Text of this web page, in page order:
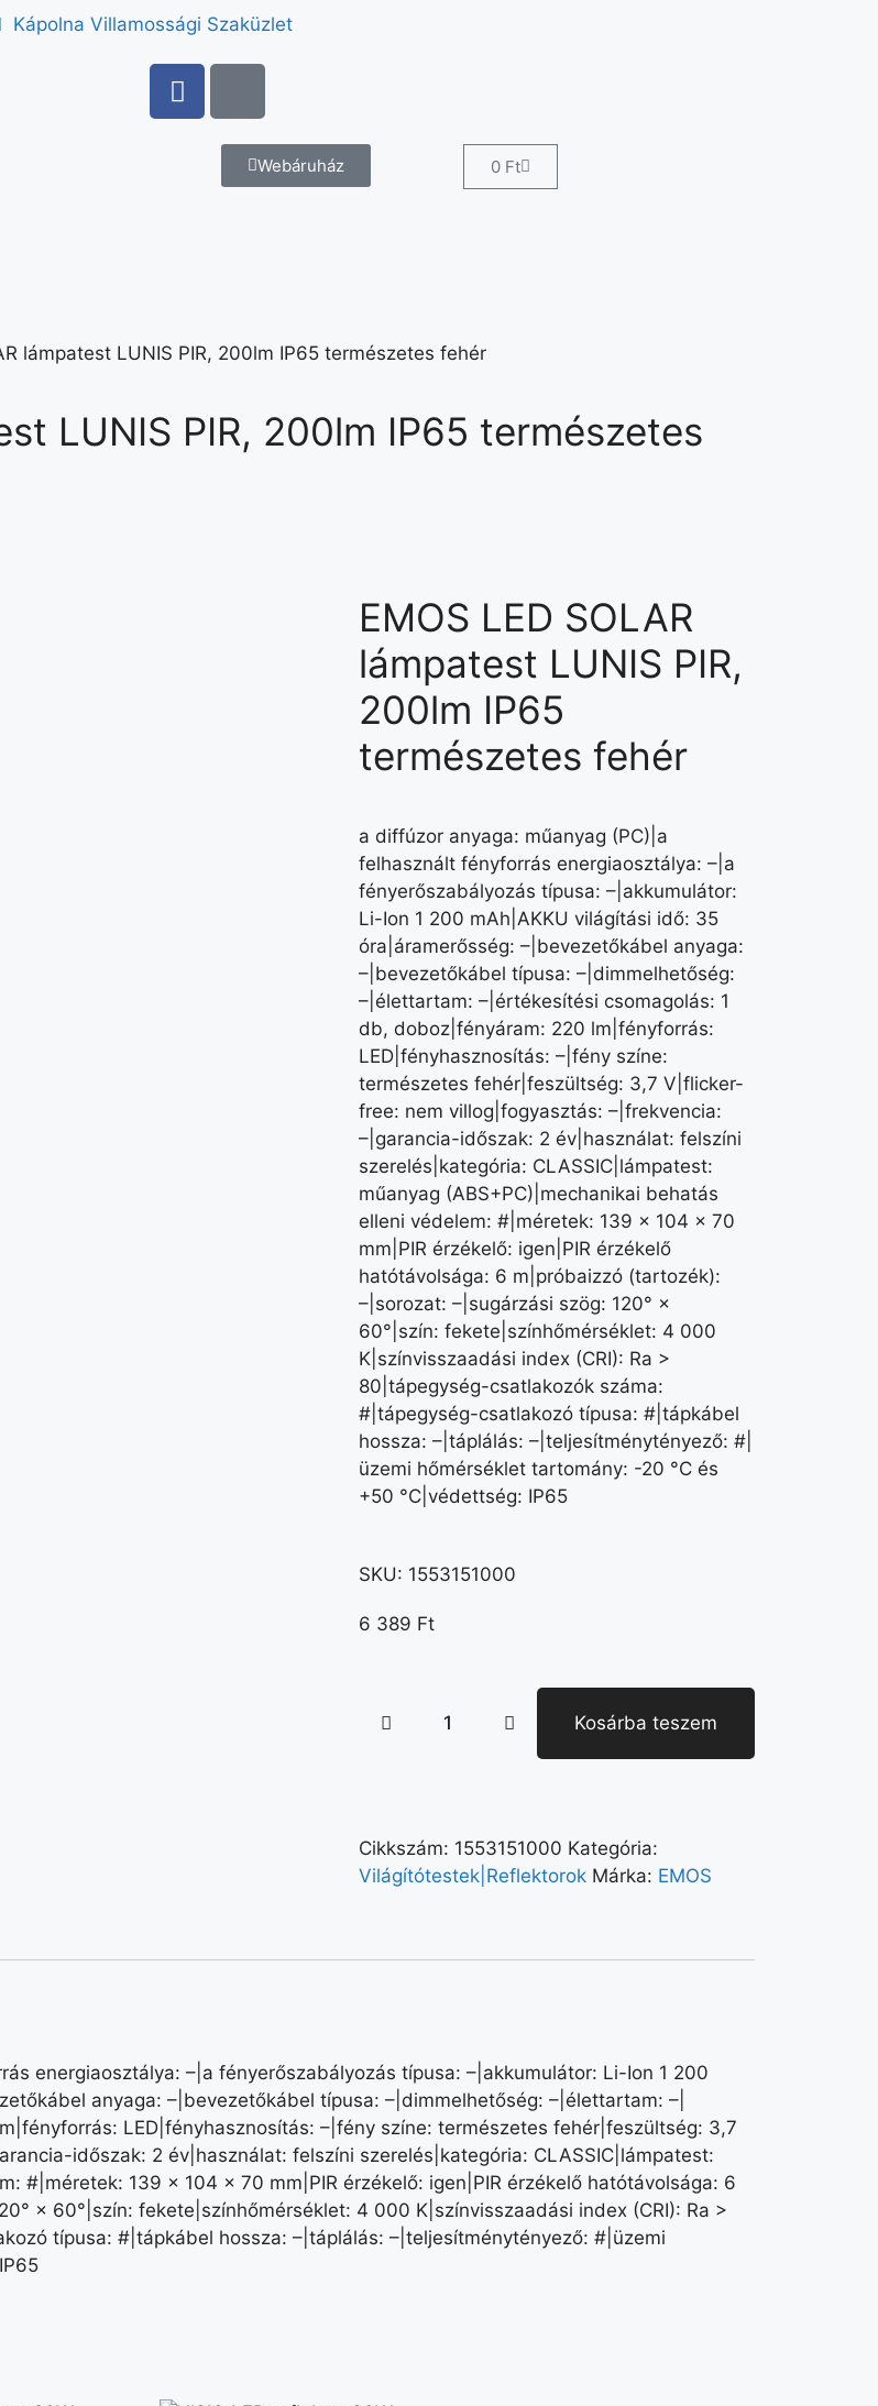
Kápolna Villamossági Szaküzlet
Webáruház 0 Ft
lámpatest LUNIS PIR, 200lm IP65 természetes fehér
LUNIS PIR, 200lm IP65 természetes
EMOS LED SOLAR
lámpatest LUNIS PIR,
200lm IP65
természetes fehér
a diffúzor anyaga: műanyag (PC)|a
felhasznált fényforrás energiaosztálya: –|a
fényerőszabályozás típusa: –|akkumulátor:
Li-Ion 1 200 mAh|AKKU világítási idő: 35
óra|áramerősség: –|bevezetőkábel anyaga:
–|bevezetőkábel típusa: –|dimmelhetőség:
–|élettartam: –|értékesítési csomagolás: 1
db, doboz|fényáram: 220 lm|fényforrás:
LED|fényhasznosítás: –|fény színe:
természetes fehér|feszültség: 3,7 V|flicker-
free: nem villog|fogyasztás: –|frekvencia:
–|garancia-időszak: 2 év|használat: felszíni
szerelés|kategória: CLASSIC|lámpatest:
műanyag (ABS+PC)|mechanikai behatás
elleni védelem: #|méretek: 139 × 104 × 70
mm|PIR érzékelő: igen|PIR érzékelő
hatótávolsága: 6 m|próbaizzó (tartozék):
–|sorozat: –|sugárzási szög: 120° ×
60°|szín: fekete|színhőmérséklet: 4 000
K|színvisszaadási index (CRI): Ra >
80|tápegység-csatlakozók száma:
#|tápegység-csatlakozó típusa: #|tápkábel
hossza: –|táplálás: –|teljesítménytényező: #|
üzemi hőmérséklet tartomány: -20 °C és
+50 °C|védettség: IP65
SKU: 1553151000
6 389 Ft
Kosárba teszem
Cikkszám: 1553151000 Kategória:
Világítótestek|Reflektorok Márka: EMOS
energiaosztálya: –|a fényerőszabályozás típusa: –|akkumulátor: Li-Ion 1 200
anyaga: –|bevezetőkábel típusa: –|dimmelhetőség: –|élettartam: –|
LED|fényhasznosítás: –|fény színe: természetes fehér|feszültség: 3,7
időszak: 2 év|használat: felszíni szerelés|kategória: CLASSIC|lámpatest:
#|méretek: 139 × 104 × 70 mm|PIR érzékelő: igen|PIR érzékelő hatótávolsága: 6
× 60°|szín: fekete|színhőmérséklet: 4 000 K|színvisszaadási index (CRI): Ra >
típusa: #|tápkábel hossza: –|táplálás: –|teljesítménytényező: #|üzemi